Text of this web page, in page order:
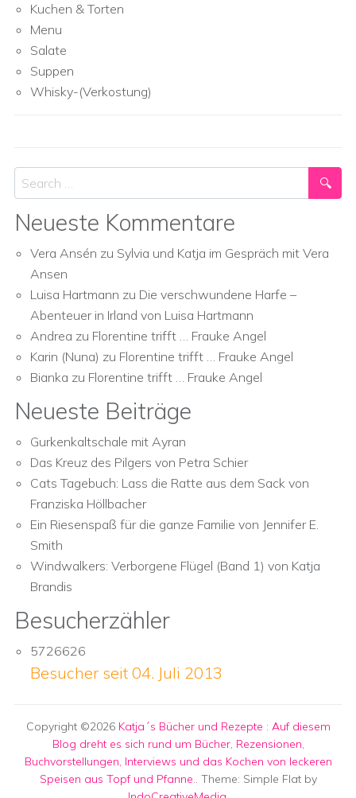
Kuchen & Torten
Menu
Salate
Suppen
Whisky-(Verkostung)
Search
Neueste Kommentare
Vera Ansén zu Sylvia und Katja im Gespräch mit Vera
Ansen
Luisa Hartmann zu Die verschwundene Harfe –
Abenteuer in Irland von Luisa Hartmann
Andrea zu Florentine trifft … Frauke Angel
Karin (Nuna) zu Florentine trifft … Frauke Angel
Bianka zu Florentine trifft … Frauke Angel
Neueste Beiträge
Gurkenkaltschale mit Ayran
Das Kreuz des Pilgers von Petra Schier
Cats Tagebuch: Lass die Ratte aus dem Sack von
Franziska Höllbacher
Ein Riesenspaß für die ganze Familie von Jennifer E.
Smith
Windwalkers: Verborgene Flügel (Band 1) von Katja
Brandis
Besucherzähler
5726626
Besucher seit 04. Juli 2013
Copyright ©2026 Katja´s Bücher und Rezepte : Auf diesem
Blog dreht es sich rund um Bücher, Rezensionen,
Buchvorstellungen, Interviews und das Kochen von leckeren
Speisen aus Topf und Pfanne.. Theme: Simple Flat by